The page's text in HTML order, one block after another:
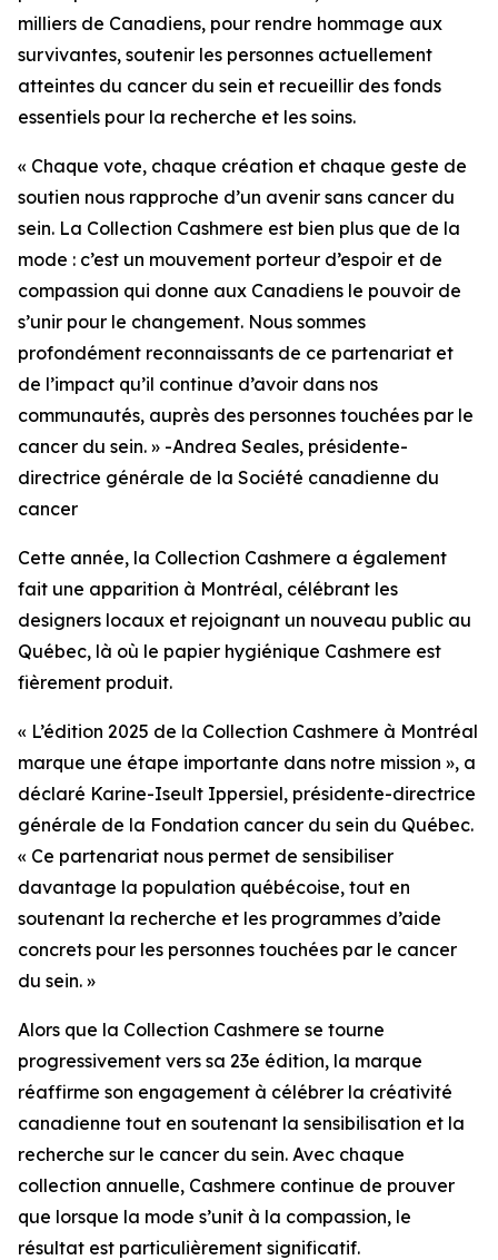
milliers de Canadiens, pour rendre hommage aux
survivantes, soutenir les personnes actuellement
atteintes du cancer du sein et recueillir des fonds
essentiels pour la recherche et les soins.
« Chaque vote, chaque création et chaque geste de
soutien nous rapproche d’un avenir sans cancer du
sein. La Collection Cashmere est bien plus que de la
mode : c’est un mouvement porteur d’espoir et de
compassion qui donne aux Canadiens le pouvoir de
s’unir pour le changement. Nous sommes
profondément reconnaissants de ce partenariat et
de l’impact qu’il continue d’avoir dans nos
communautés, auprès des personnes touchées par le
cancer du sein. » -Andrea Seales, présidente-
directrice générale de la Société canadienne du
cancer
Cette année, la Collection Cashmere a également
fait une apparition à Montréal, célébrant les
designers locaux et rejoignant un nouveau public au
Québec, là où le papier hygiénique Cashmere est
fièrement produit.
« L’édition 2025 de la Collection Cashmere à Montréal
marque une étape importante dans notre mission », a
déclaré Karine-Iseult Ippersiel, présidente-directrice
générale de la Fondation cancer du sein du Québec.
« Ce partenariat nous permet de sensibiliser
davantage la population québécoise, tout en
soutenant la recherche et les programmes d’aide
concrets pour les personnes touchées par le cancer
du sein. »
Alors que la Collection Cashmere se tourne
progressivement vers sa 23e édition, la marque
réaffirme son engagement à célébrer la créativité
canadienne tout en soutenant la sensibilisation et la
recherche sur le cancer du sein. Avec chaque
collection annuelle, Cashmere continue de prouver
que lorsque la mode s’unit à la compassion, le
résultat est particulièrement significatif.